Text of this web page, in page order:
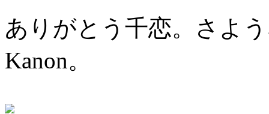
ありがとう千恋。さよ
Kanon。